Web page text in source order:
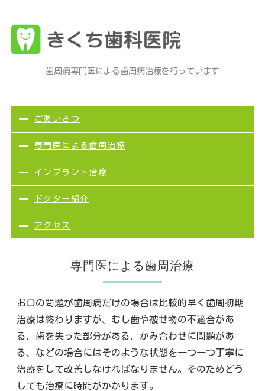
歯周病専門医による歯周病治療を行っています
ごあいさつ
専門医による歯周治療
インプラント治療
ドクター紹介
アクセス
専門医による歯周治療
お口の問題が歯周病だけの場合は比較的早く歯周初期
治療は終わりますが、むし歯や被せ物の不適合があ
る、歯を失った部分がある、かみ合わせに問題があ
る、などの場合にはそのような状態を一つ一つ丁寧に
治療をして改善しなければなりません。そのためどう
しても治療に時間がかかります。